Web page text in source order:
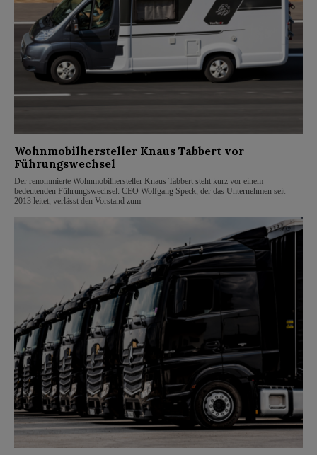
Wohnmobilhersteller Knaus Tabbert vor
Führungswechsel
Der renommierte Wohnmobilhersteller Knaus Tabbert steht kurz vor einem
bedeutenden Führungswechsel: CEO Wolfgang Speck, der das Unternehmen seit
2013 leitet, verlässt den Vorstand zum